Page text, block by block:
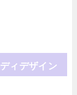
ィデザイン